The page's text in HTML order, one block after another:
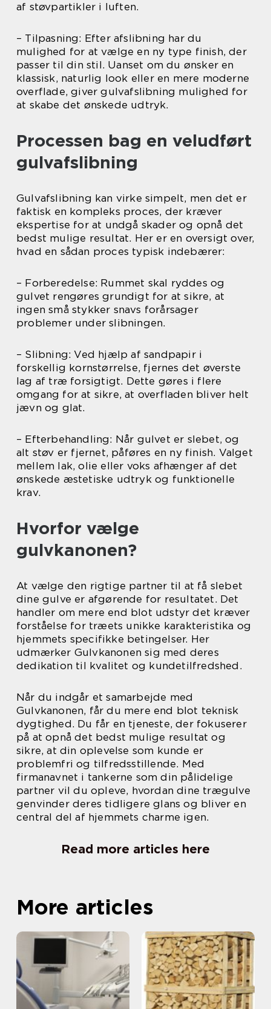
af støvpartikler i luften.
– Tilpasning: Efter afslibning har du
mulighed for at vælge en ny type finish, der
passer til din stil. Uanset om du ønsker en
klassisk, naturlig look eller en mere moderne
overflade, giver gulvafslibning mulighed for
at skabe det ønskede udtryk.
Processen bag en veludført
gulvafslibning
Gulvafslibning kan virke simpelt, men det er
faktisk en kompleks proces, der kræver
ekspertise for at undgå skader og opnå det
bedst mulige resultat. Her er en oversigt over,
hvad en sådan proces typisk indebærer:
– Forberedelse: Rummet skal ryddes og
gulvet rengøres grundigt for at sikre, at
ingen små stykker snavs forårsager
problemer under slibningen.
– Slibning: Ved hjælp af sandpapir i
forskellig kornstørrelse, fjernes det øverste
lag af træ forsigtigt. Dette gøres i flere
omgang for at sikre, at overfladen bliver helt
jævn og glat.
– Efterbehandling: Når gulvet er slebet, og
alt støv er fjernet, påføres en ny finish. Valget
mellem lak, olie eller voks afhænger af det
ønskede æstetiske udtryk og funktionelle
krav.
Hvorfor vælge
gulvkanonen?
At vælge den rigtige partner til at få slebet
dine gulve er afgørende for resultatet. Det
handler om mere end blot udstyr det kræver
forståelse for træets unikke karakteristika og
hjemmets specifikke betingelser. Her
udmærker Gulvkanonen sig med deres
dedikation til kvalitet og kundetilfredshed.
Når du indgår et samarbejde med
Gulvkanonen, får du mere end blot teknisk
dygtighed. Du får en tjeneste, der fokuserer
på at opnå det bedst mulige resultat og
sikre, at din oplevelse som kunde er
problemfri og tilfredsstillende. Med
firmanavnet i tankerne som din pålidelige
partner vil du opleve, hvordan dine trægulve
genvinder deres tidligere glans og bliver en
central del af hjemmets charme igen.
Read more articles here
More articles